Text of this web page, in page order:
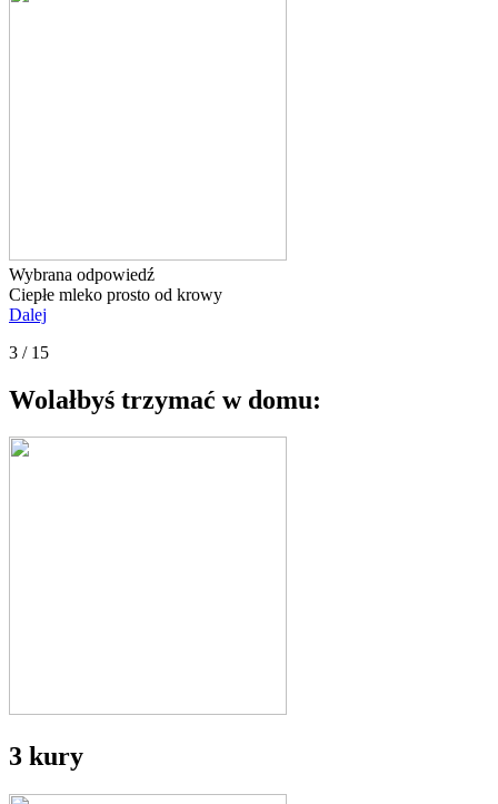
Wybrana odpowiedź
Ciepłe mleko prosto od krowy
Dalej
3 / 15
Wolałbyś trzymać w domu:
3 kury